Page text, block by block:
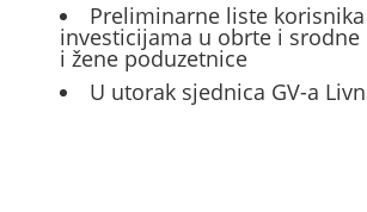
Preliminarne liste
investicijama u obrte i srodne
i žene poduzetnice
U utorak sjednica GV-a